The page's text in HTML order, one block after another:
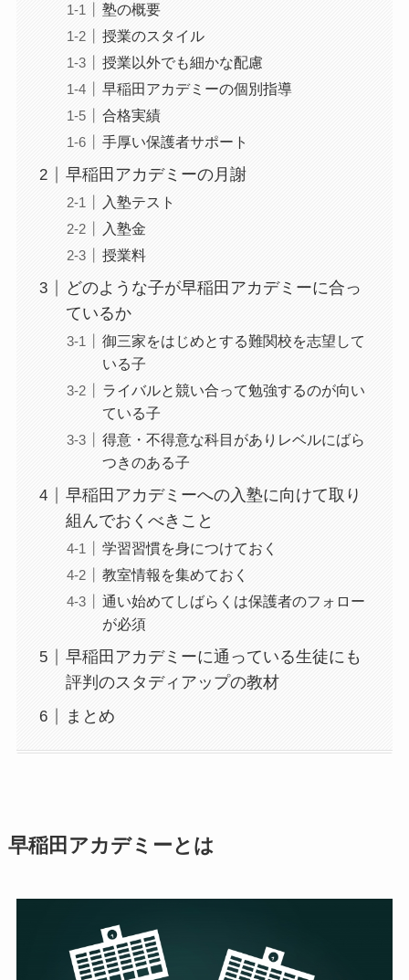
塾の概要
授業のスタイル
授業以外でも細かな配慮
早稲田アカデミーの個別指導
合格実績
手厚い保護者サポート
早稲田アカデミーの月謝
入塾テスト
入塾金
授業料
どのような子が早稲田アカデミーに合っ
ているか
御三家をはじめとする難関校を志望して
いる子
ライバルと競い合って勉強するのが向い
ている子
得意・不得意な科目がありレベルにばら
つきのある子
早稲田アカデミーへの入塾に向けて取り
組んでおくべきこと
学習習慣を身につけておく
教室情報を集めておく
通い始めてしばらくは保護者のフォロー
が必須
早稲田アカデミーに通っている生徒にも
評判のスタディアップの教材
まとめ
早稲田アカデミーとは